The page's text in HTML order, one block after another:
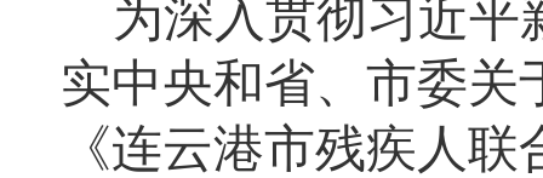
为深入贯彻习近平
实中央和省、市委关
《连云港市残疾人